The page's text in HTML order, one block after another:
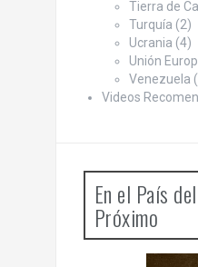
Tierra de
Turquía (2)
Ucrania (4)
Unión
Venezuela
Videos
En el País
Próximo